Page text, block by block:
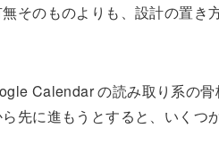
そのものよりも、設計の置き
Calendar の読み取り系の骨
先に進もうとすると、いくつ